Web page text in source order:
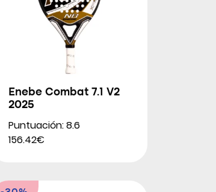
Enebe Combat 7.1 V2
2025
Puntuación: 8.6
156.42€